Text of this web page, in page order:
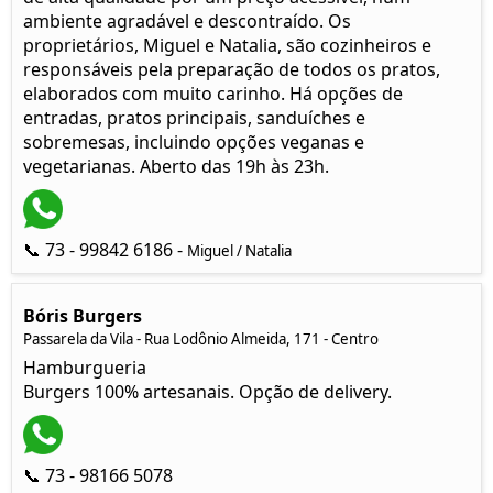
ambiente agradável e descontraído. Os
proprietários, Miguel e Natalia, são cozinheiros e
responsáveis pela preparação de todos os pratos,
elaborados com muito carinho. Há opções de
entradas, pratos principais, sanduíches e
sobremesas, incluindo opções veganas e
vegetarianas. Aberto das 19h às 23h.
📞 73 - 99842 6186 - Miguel / Natalia
Bóris Burgers
Passarela da Vila - Rua Lodônio Almeida, 171 - Centro
Hamburgueria
Burgers 100% artesanais. Opção de delivery.
📞 73 - 98166 5078